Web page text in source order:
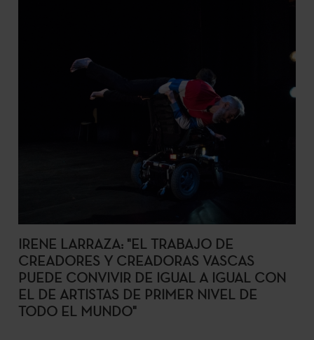
IRENE LARRAZA: "EL TRABAJO DE
CREADORES Y CREADORAS VASCAS
PUEDE CONVIVIR DE IGUAL A IGUAL CON
EL DE ARTISTAS DE PRIMER NIVEL DE
TODO EL MUNDO"